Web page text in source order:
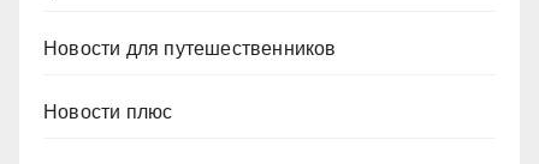
Новости для путешественников
Новости плюс